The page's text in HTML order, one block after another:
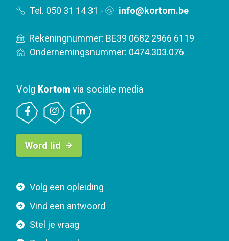
Tel. 050 31 14 31 - info@kortom.be
Rekeningnummer: BE39 0682 2966 6119
Ondernemingsnummer: 0474.303.076
F
o
t
Volg een opleiding
Vind een antwoord
Stel je vraag
Volg Kortom via sociale media
B
t
o
n
a
Word lid